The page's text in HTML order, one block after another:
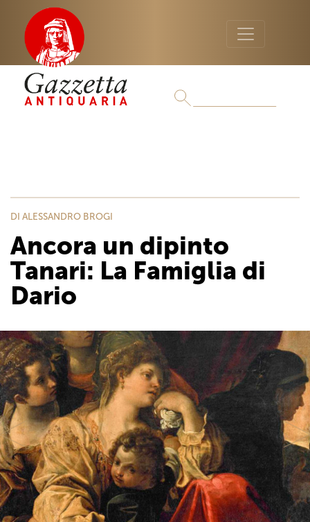
DI ALESSANDRO BROGI
Ancora un dipinto
Tanari: La Famiglia di
Dario
Previous